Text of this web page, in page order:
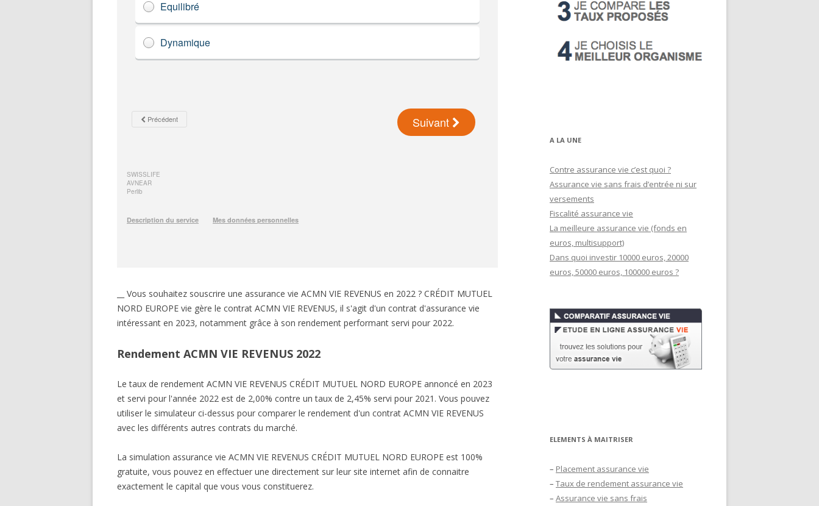
__ Vous souhaitez souscrire une assurance vie ACMN VIE REVENUS en 2022 ? CRÉDIT MUTUEL
NORD EUROPE vie gère le contrat ACMN VIE REVENUS, il s'agit d'un contrat d'assurance vie
intéressant en 2023, notamment grâce à son rendement performant servi pour 2022.
Rendement ACMN VIE REVENUS 2022
Le taux de rendement ACMN VIE REVENUS CRÉDIT MUTUEL NORD EUROPE annoncé en 2023
et servi pour l'année 2022 est de 2,00% contre un taux de 2,45% servi pour 2021. Vous pouvez
utiliser le simulateur ci-dessus pour comparer le rendement d'un contrat ACMN VIE REVENUS
avec les différents autres contrats du marché.
La simulation assurance vie ACMN VIE REVENUS CRÉDIT MUTUEL NORD EUROPE est 100%
gratuite, vous pouvez en effectuer une directement sur leur site internet afin de connaitre
exactement le capital que vous vous constituerez.
A LA UNE
Contre assurance vie c’est quoi ?
Assurance vie sans frais d’entrée ni sur
versements
Fiscalité assurance vie
La meilleure assurance vie (fonds en
euros, multisupport)
Dans quoi investir 10000 euros, 20000
euros, 50000 euros, 100000 euros ?
ELEMENTS À MAITRISER
– Placement assurance vie
– Taux de rendement assurance vie
– Assurance vie sans frais